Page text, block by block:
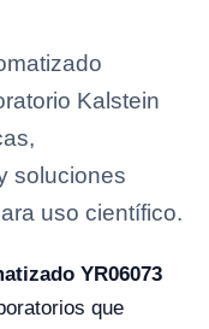
Kalstein
soluciones
uso científico.
YR06073
que